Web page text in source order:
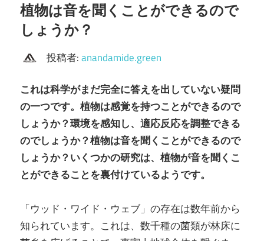
植物は音を聞くことができるので
しょうか？
投稿者:anandamide.green
これは科学がまだ完全に答えを出していない疑問
の一つです。植物は感覚を持つことができるので
しょうか？環境を感知し、適応反応を調整できる
のでしょうか？植物は音を聞くことができるので
しょうか？いくつかの研究は、植物が音を聞くこ
とができることを裏付けているようです。
「ウッド・ワイド・ウェブ」の存在は数年前から
知られています。これは、数千種の菌類が林床に